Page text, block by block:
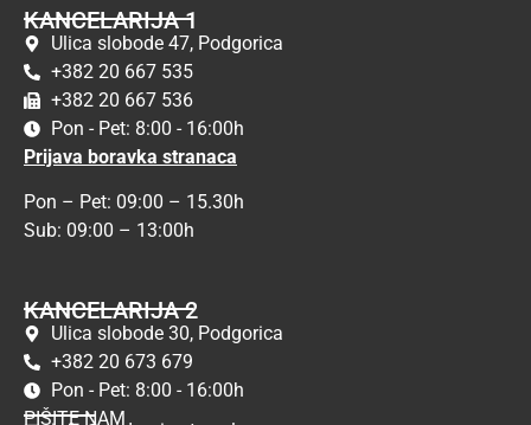
KANCELARIJA 1
Ulica slobode 47, Podgorica
+382 20 667 535
+382 20 667 536
Pon - Pet: 8:00 - 16:00h
Prijava boravka stranaca
Pon – Pet: 09:00 – 15.30h
Sub: 09:00 – 13:00h
KANCELARIJA 2
Ulica slobode 30, Podgorica
+382 20 673 679
Pon - Pet: 8:00 - 16:00h
PIŠITE NAM